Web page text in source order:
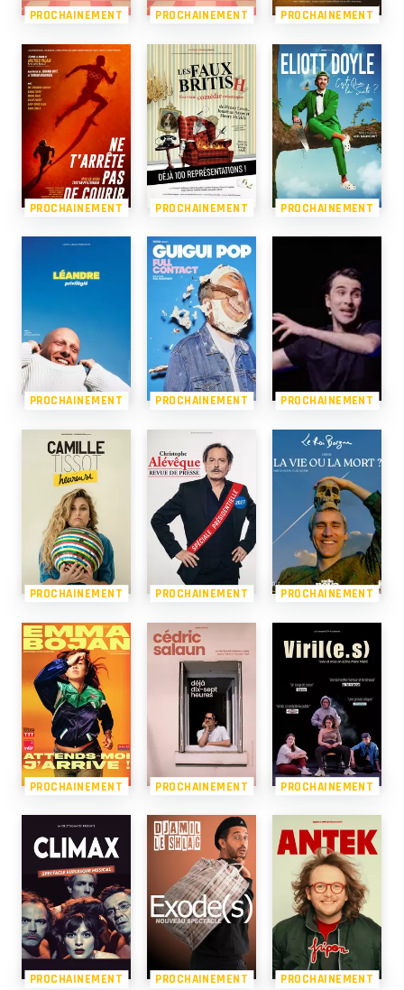
PROCHAINEMENT PROCHAINEMENT PROCHAINEMENT
PROCHAINEMENT PROCHAINEMENT PROCHAINEMENT
PROCHAINEMENT PROCHAINEMENT PROCHAINEMENT
PROCHAINEMENT PROCHAINEMENT PROCHAINEMENT
PROCHAINEMENT PROCHAINEMENT PROCHAINEMENT
PROCHAINEMENT PROCHAINEMENT PROCHAINEMENT